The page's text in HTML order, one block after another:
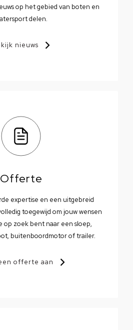
op het gebied van boten en
delen.
nieuws
Offerte
expertise en een uitgebreid
toegewijd om jouw wensen
op zoek bent naar een sloep,
buitenboordmotor of trailer.
offerte aan